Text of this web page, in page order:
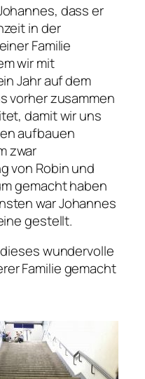
dass er
in der
Familie
wir mit
Jahr auf dem
vorher zusammen
damit wir uns
aufbauen
zwar
von Robin und
gemacht haben
war Johannes
gestellt.
wundervolle
Familie gemacht